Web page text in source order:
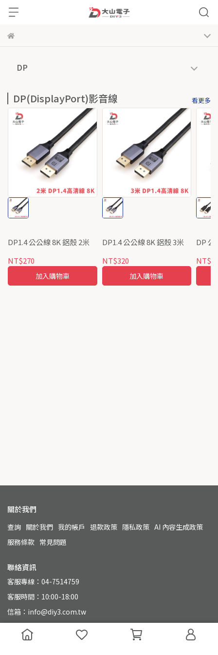
DP
DP(DisplayPort)影音線 看更多
DP1.4 公公線 8K 鋁殼 2米
NT$270
加入購物車
DP1.4 公公線 8K 鋁殼 3米
NT$320
加入購物車
DP 公
關於我們
查詢 關於我們 我的帳戶 退款政策 隱私政策 AI 內容生成政策
服務條款 常見問題
聯絡資訊
客服專線：04-7514759
客服時間：10:00-18:00
信箱：info@diy3.com.tw
地址：500 彰化縣彰化市永興街110號
統一編號：90804649